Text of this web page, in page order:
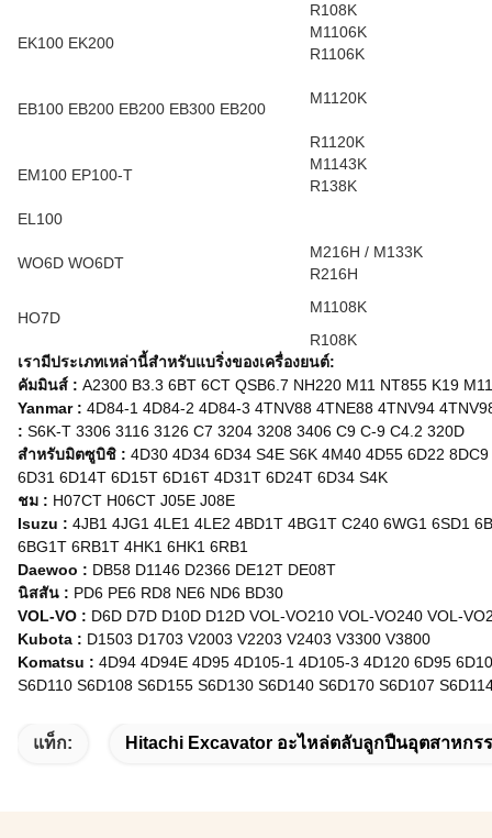
R108K
EK100 EK200
M1106K
R1106K
EB100 EB200 EB200 EB300 EB200
M1120K
R1120K
EM100 EP100-T
M1143K
R138K
EL100
WO6D WO6DT
M216H / M133K
R216H
HO7D
M1108K
R108K
เรามีประเภทเหล่านี้สำหรับแบริ่งของเครื่องยนต์:
คัมมินส์ : A2300 B3.3 6BT 6CT QSB6.7 NH220 M11 NT855 K19 M11
Yanmar : 4D84-1 4D84-2 4D84-3 4TNV88 4TNE88 4TNV94
: S6K-T 3306 3116 3126 C7 3204 3208 3406 C9 C-9 C4.2 320D
สำหรับมิตซูบิชิ : 4D30 4D34 6D34 S4E S6K 4M40 4D55 6D22 8DC9
6D31 6D14T 6D15T 6D16T 4D31T 6D24T 6D34 S4K
ชม : H07CT H06CT J05E J08E
Isuzu : 4JB1 4JG1 4LE1 4LE2 4BD1T 4BG1T C240 ​​6WG1 6SD1
6BG1T 6RB1T 4HK1 6HK1 6RB1
Daewoo : DB58 D1146 D2366 DE12T DE08T
นิสสัน : PD6 PE6 RD8 NE6 ND6 BD30
VOL-VO : D6D D7D D10D D12D VOL-VO210 VOL-VO240 VOL-
Kubota : D1503 D1703 V2003 V2203 V2403 V3300 V3800
Komatsu : 4D94 4D94E 4D95 4D105-1 4D105-3 4D120 6D95
S6D110 S6D108 S6D155 S6D130 S6D140 S6D170 S6D107
แท็ก: Hitachi Excavator อะไหล่ตลับลูกปืนอุตสาหกร